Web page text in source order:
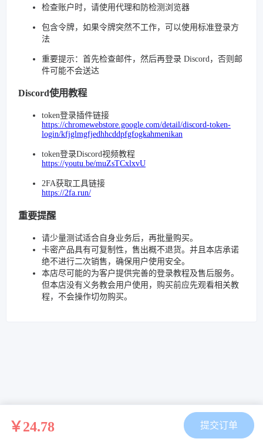
检查账户时，请使用代理和防检测浏览器
包含令牌，如果令牌突然不工作，可以使用标准登录方
法
重要提示：首先检查邮件，然后再登录 Discord，否则邮
件可能不会送达
Discord使用教程
token登录插件链接
https://chromewebstore.google.com/detail/discord-token-
login/kfjglmgfjedhhcddpfgfogkahmenikan
token登录Discord视频教程
https://youtu.be/muZsTCxlxvU
2FA获取工具链接
https://2fa.run/
重要提醒
请少量测试适合自身业务后，再批量购买。
卡密产品具有可复制性，售出概不退货。并且本店承诺
绝不进行二次销售，确保用户使用安全。
本店尽可能的为客户提供完善的登录教程及售后服务。
但本店没有义务教会用户使用，购买前应先观看相关教
程，不会操作切勿购买。
￥24.78 提交订单